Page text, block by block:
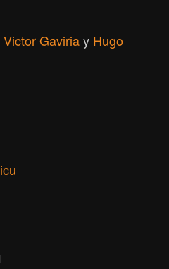
Victor Gaviriay Hugo